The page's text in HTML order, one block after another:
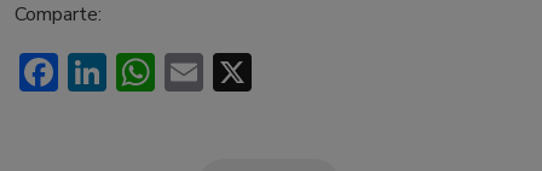
Comparte:
Facebook
LinkedIn
WhatsApp
Email